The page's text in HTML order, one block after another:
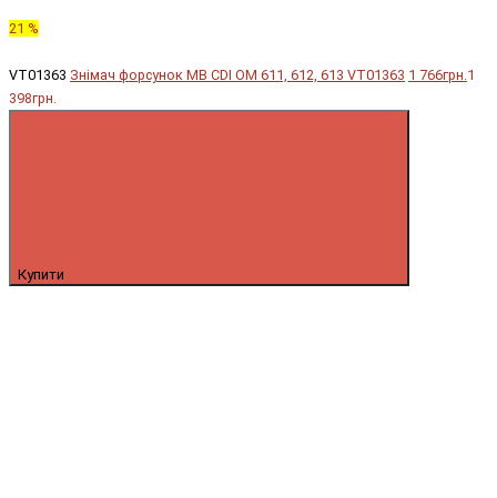
21 %
VT01363 Знімач форсунок MB CDI OM 611, 612, 613 VT01363 1 766грн.1
398грн.
Купити